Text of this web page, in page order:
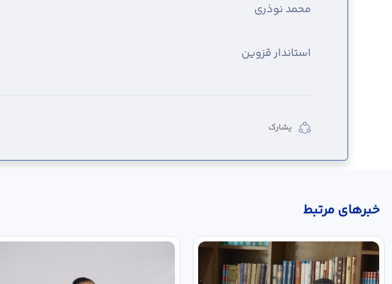
محمد نوذری
استاندار قزوین
يشارك
خبر‌های مرتبط